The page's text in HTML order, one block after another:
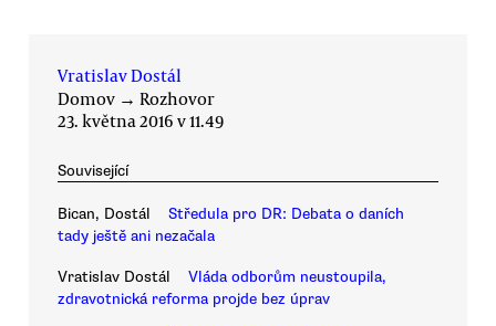
Vratislav Dostál
Domov → Rozhovor
23. května 2016 v 11.49
Související
Bican, Dostál
Středula pro DR: Debata o daních
tady ještě ani nezačala
Vratislav Dostál
Vláda odborům neustoupila,
zdravotnická reforma projde bez úprav